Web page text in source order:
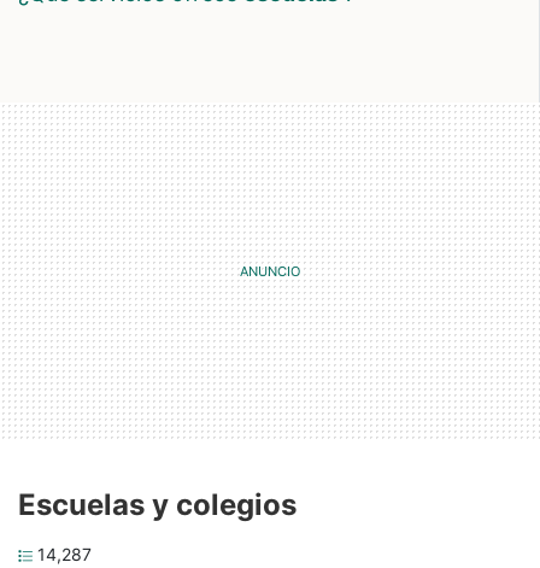
Escuelas y colegios
14,287